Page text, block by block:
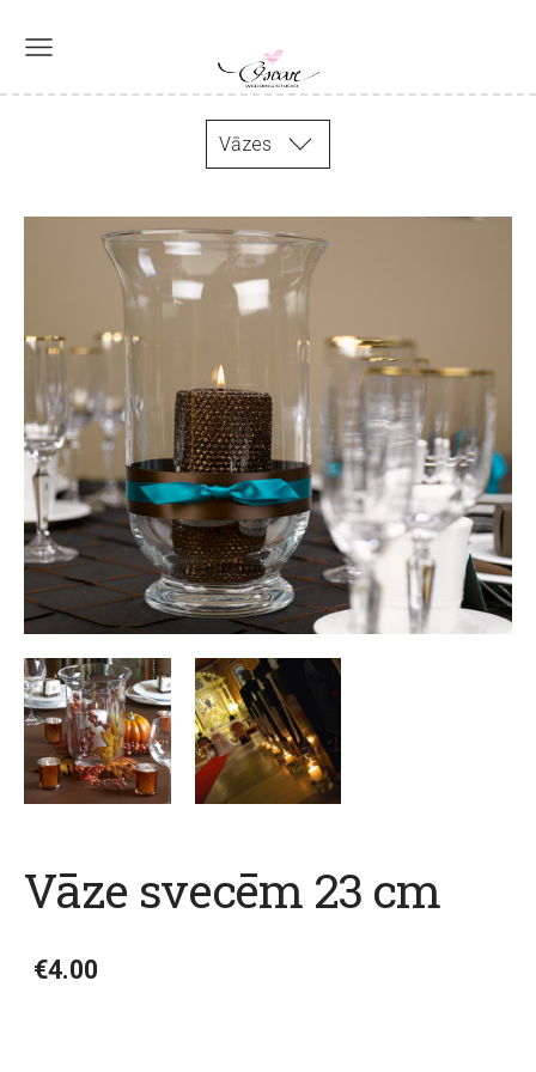
Vāzes
Vāze svecēm 23 cm
€4.00